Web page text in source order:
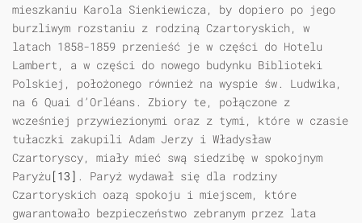
mieszkaniu Karola Sienkiewicza, by dopiero po jego
burzliwym rozstaniu z rodziną Czartoryskich, w
latach 1858-1859 przenieść je w części do Hotelu
Lambert, a w części do nowego budynku Biblioteki
Polskiej, położonego również na wyspie św. Ludwika,
na 6 Quai d’Orléans. Zbiory te, połączone z
wcześniej przywiezionymi oraz z tymi, które w czasie
tułaczki zakupili Adam Jerzy i Władysław
Czartoryscy, miały mieć swą siedzibę w spokojnym
Paryżu [13] . Paryż wydawał się dla rodziny
Czartoryskich oazą spokoju i miejscem, które
gwarantowało bezpieczeństwo zebranym przez lata